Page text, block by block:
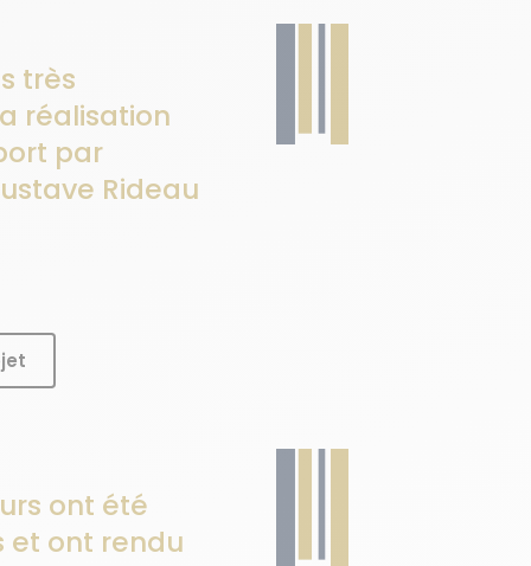
très
réalisation
par
Rideau
ont été
et ont rendu